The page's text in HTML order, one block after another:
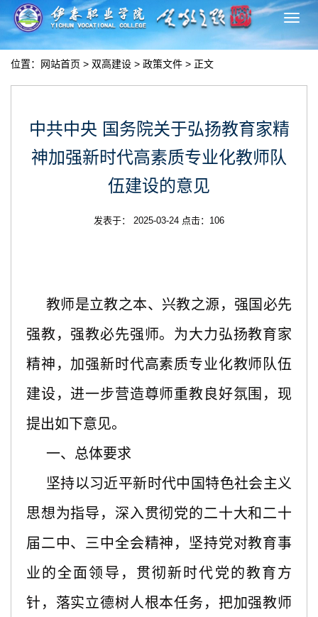
切
换
位置： 网站首页 > 双高建设 > 政策文件 > 正文
中共中央 国务院关于弘扬教育家精
神加强新时代高素质专业化教师队
伍建设的意见
发表于： 2025-03-24 点击： 106
教师是立教之本、兴教之源，强国必先
强教，强教必先强师。为大力弘扬教育家
精神，加强新时代高素质专业化教师队伍
建设，进一步营造尊师重教良好氛围，现
提出如下意见。
一、总体要求
坚持以习近平新时代中国特色社会主义
思想为指导，深入贯彻党的二十大和二十
届二中、三中全会精神，坚持党对教育事
业的全面领导，贯彻新时代党的教育方
针，落实立德树人根本任务，把加强教师